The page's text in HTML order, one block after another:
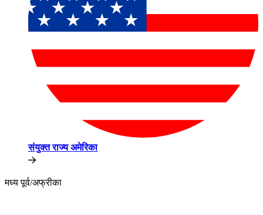
संयुक्त राज्य अमेरिका​​
मध्य पूर्व/अफ्रीका​​